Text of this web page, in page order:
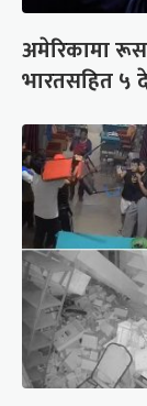
अमेरिकामा
भारतसहित ५